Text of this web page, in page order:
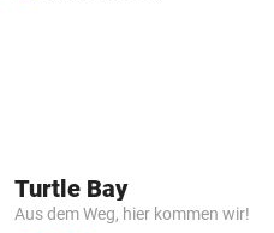
Turtle Bay
Aus dem Weg, hier kommen wir!